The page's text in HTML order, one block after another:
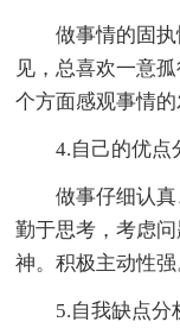
做事情的固执
见，总喜欢一意
个方面感观事情
4.自己的优点
做事仔细认真
勤于思考，考虑
神。积极主动性强
5.自我缺点分